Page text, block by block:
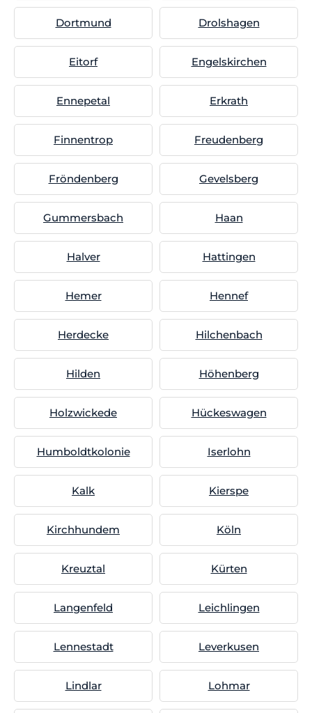
Dortmund Drolshagen
Eitorf Engelskirchen
Ennepetal Erkrath
Finnentrop Freudenberg
Fröndenberg Gevelsberg
Gummersbach Haan
Halver Hattingen
Hemer Hennef
Herdecke Hilchenbach
Hilden Höhenberg
Holzwickede Hückeswagen
Humboldtkolonie Iserlohn
Kalk Kierspe
Kirchhundem Köln
Kreuztal Kürten
Langenfeld Leichlingen
Lennestadt Leverkusen
Lindlar Lohmar